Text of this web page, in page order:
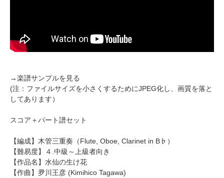
→楽譜サンプルを見る
(注：ファイルサイズを小さくするためにJPEG化し、画質を落と
してあります）
スコア＋パート譜セット
【編成】 木管三重奏 （Flute, Oboe, Clarinet in B♭）
【難易度】４.中級～上級者向き
【作品名】水仙の生け花
【作曲】 夛川王彦 (Kimihico Tagawa)